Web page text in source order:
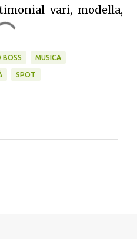
vari, modella,
BOSS MUSICA
SPOT